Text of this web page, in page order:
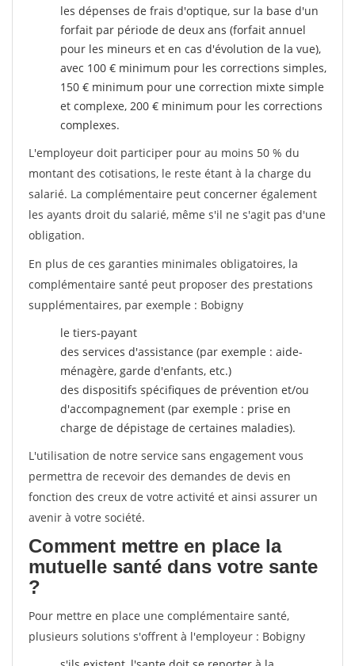
les dépenses de frais d'optique, sur la base d'un
forfait par période de deux ans (forfait annuel
pour les mineurs et en cas d'évolution de la vue),
avec 100 € minimum pour les corrections simples,
150 € minimum pour une correction mixte simple
et complexe, 200 € minimum pour les corrections
complexes.
L'employeur doit participer pour au moins 50 % du
montant des cotisations, le reste étant à la charge du
salarié. La complémentaire peut concerner également
les ayants droit du salarié, même s'il ne s'agit pas d'une
obligation.
En plus de ces garanties minimales obligatoires, la
complémentaire santé peut proposer des prestations
supplémentaires, par exemple : Bobigny
le tiers-payant
des services d'assistance (par exemple : aide-
ménagère, garde d'enfants, etc.)
des dispositifs spécifiques de prévention et/ou
d'accompagnement (par exemple : prise en
charge de dépistage de certaines maladies).
L'utilisation de notre service sans engagement vous
permettra de recevoir des demandes de devis en
fonction des creux de votre activité et ainsi assurer un
avenir à votre société.
Comment mettre en place la
mutuelle santé dans votre sante
?
Pour mettre en place une complémentaire santé,
plusieurs solutions s'offrent à l'employeur : Bobigny